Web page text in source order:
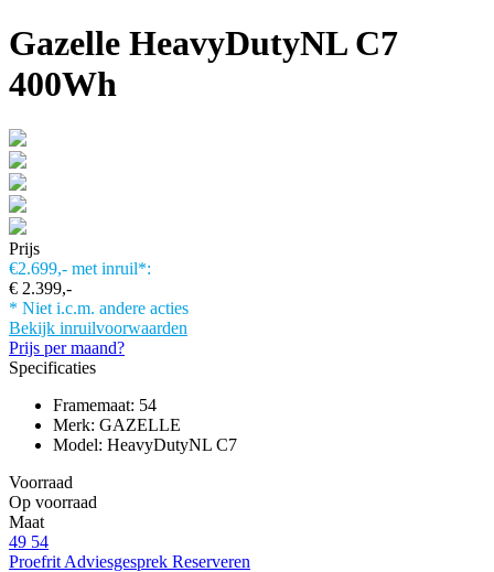
Gazelle HeavyDutyNL C7
400Wh
Prijs
€2.699,- met inruil*:
€ 2.399,-
* Niet i.c.m. andere acties
Bekijk inruilvoorwaarden
Prijs per maand?
Specificaties
Framemaat: 54
Merk: GAZELLE
Model: HeavyDutyNL C7
Voorraad
Op voorraad
Maat
49 54
Proefrit Adviesgesprek Reserveren